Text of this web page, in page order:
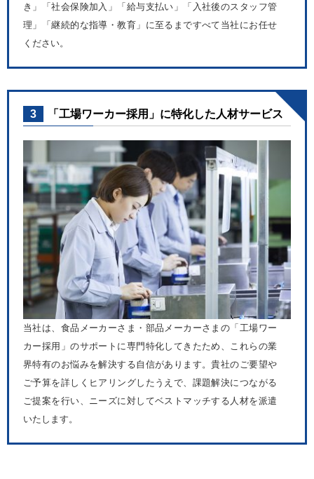
き」「社会保険加入」「給与支払い」「入社後のスタッフ管
理」「継続的な指導・教育」に至るまですべて当社にお任せ
ください。
3 「工場ワーカー採用」に特化した人材サービス
当社は、食品メーカーさま・部品メーカーさまの「工場ワー
カー採用」のサポートに専門特化してきたため、これらの業
界特有のお悩みを解決する自信があります。貴社のご要望や
ご予算を詳しくヒアリングしたうえで、課題解決につながる
ご提案を行い、ニーズに対してベストマッチする人材を派遣
いたします。